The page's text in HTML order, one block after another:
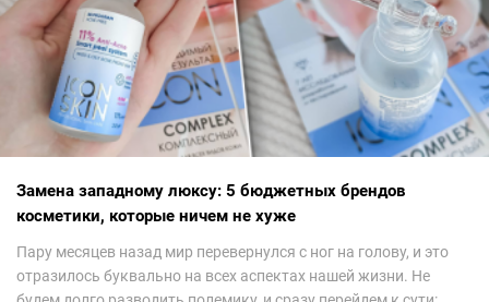
Замена западному люксу: 5 бюджетных брендов
косметики, которые ничем не хуже
Пару месяцев назад мир перевернулся с ног на голову, и это
отразилось буквально на всех аспектах нашей жизни. Не